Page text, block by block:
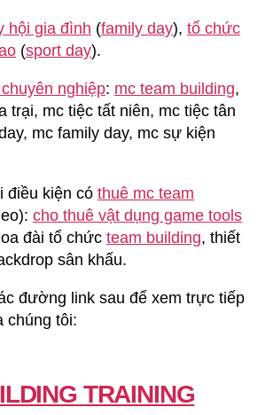
hội gia đình (family day), tổ chức
(sport day).
nghiệp: mc team building,
trại, mc tiệc tất niên, mc tiệc tân
mc family day, mc sự kiện
điều kiện có thuê mc team
cho thuê vật dụng game tools
đài tổ chức team building, thiết
sân khấu.
đường link sau để xem trực tiếp
chúng tôi:
TRAINING